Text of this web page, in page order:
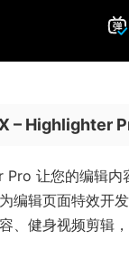
– Highlighter
让您的编辑
编辑页面特效开
、健身视频剪辑